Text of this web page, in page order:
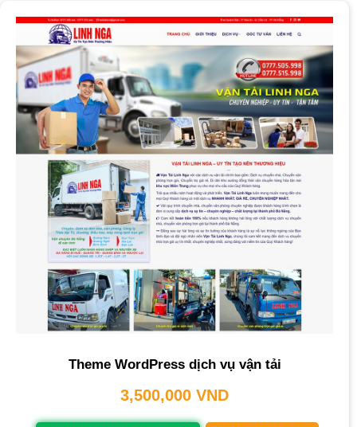
Theme WordPress dịch vụ vận tải
3,500,000 VND